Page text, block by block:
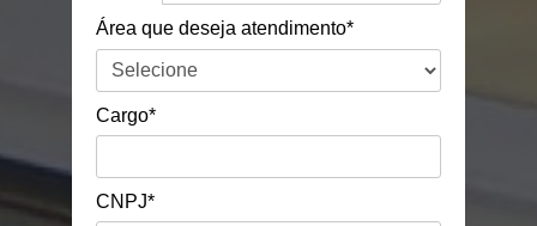
Área que deseja atendimento*
Cargo*
CNPJ*